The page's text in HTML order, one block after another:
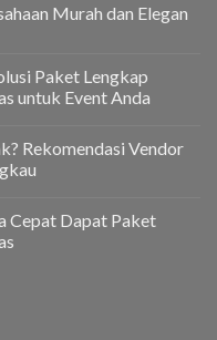
Murah dan Elegan
Paket Lengkap
untuk Event Anda
Rekomendasi Vendor
Cepat Dapat Paket